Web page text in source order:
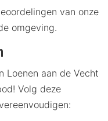
van onze
omgeving.
Loenen aan de Vecht
Volg deze